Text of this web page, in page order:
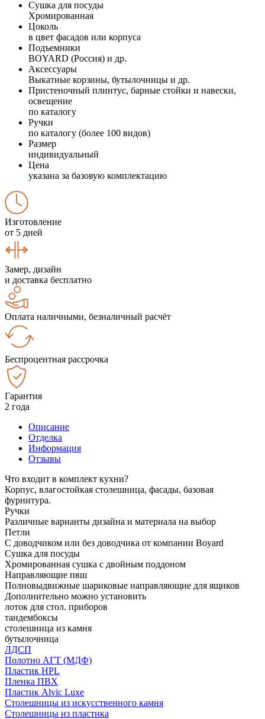
Сушка для посуды
Хромированная
Цоколь
в цвет фасадов или корпуса
Подъемники
BOYARD (Россия) и др.
Аксессуары
Выкатные корзины, бутылочницы и др.
Пристеночный плинтус, барные стойки и навески,
освещение
по каталогу
Ручки
по каталогу (более 100 видов)
Размер
индивидуальный
Цена
указана за базовую комплектацию
Изготовление
от 5 дней
Замер, дизайн
и доставка бесплатно
Оплата наличными, безналичный расчёт
Беспроцентная рассрочка
Гарантия
2 года
Описание
Отделка
Информация
Отзывы
Что входит в комплект кухни?
Корпус, влагостойкая столешница, фасады, базовая
фурнитура.
Ручки
Различные варианты дизайна и материала на выбор
Петли
С доводчиком или без доводчика от компании Boyard
Сушка для посуды
Хромированная сушка с двойным поддоном
Направляющие пвш
Полновыдвижные шариковые направляющие для ящиков
Дополнительно можно установить
лоток для стол. приборов
тандембоксы
столешница из камня
бутылочница
ЛДСП
Полотно АГТ (МДФ)
Пластик HPL
Пленка ПВХ
Пластик Alvic Luxe
Столешницы из искусственного камня
Столешницы из пластика